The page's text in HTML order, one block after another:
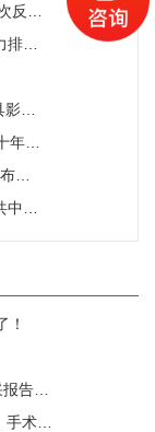
出
超75%
受欢迎
疗
研
前三
！
标份额
19%